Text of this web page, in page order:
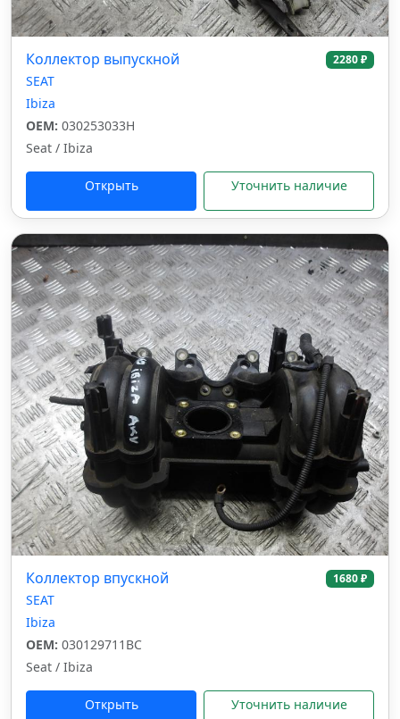
Коллектор выпускной 2280 ₽
SEAT
Ibiza
OEM: 030253033H
Seat / Ibiza
Открыть Уточнить наличие
Коллектор впускной 1680 ₽
SEAT
Ibiza
OEM: 030129711BC
Seat / Ibiza
Открыть Уточнить наличие